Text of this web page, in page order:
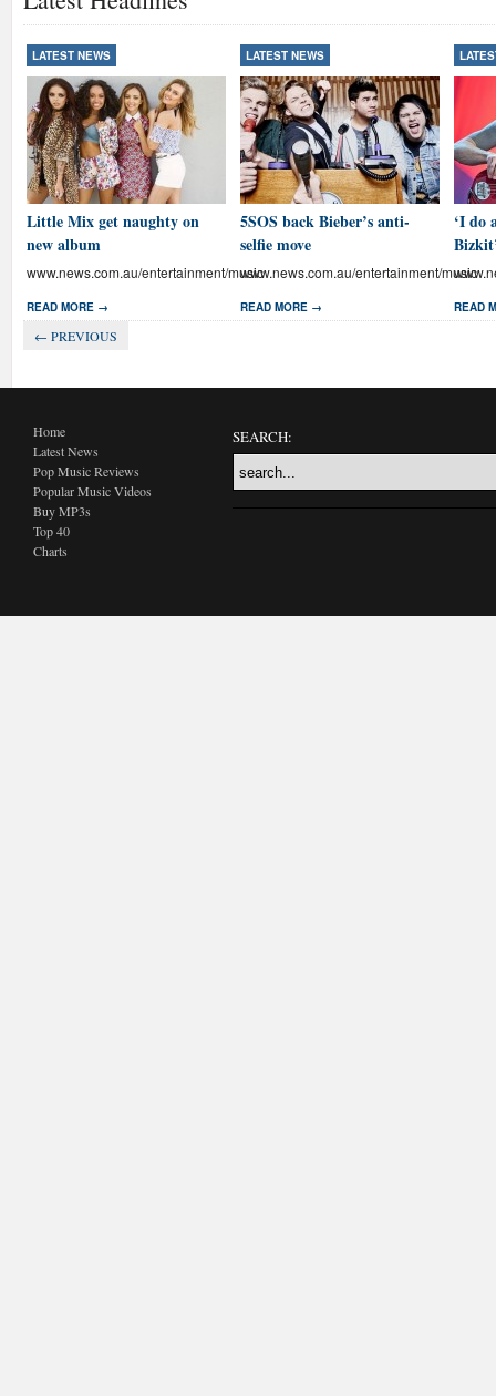
LATEST NEWS
Little Mix get naughty on
new album
www.news.com.au/entertainment/music
READ MORE →
LATEST NEWS
5SOS back Bieber’s anti-
selfie move
www.news.com.au/entertainment/music
READ MORE →
‘I do
READ
← PREVIOUS
Home
Latest News
Pop Music Reviews
Popular Music Videos
Buy MP3s
Top 40
Charts
SEARCH: